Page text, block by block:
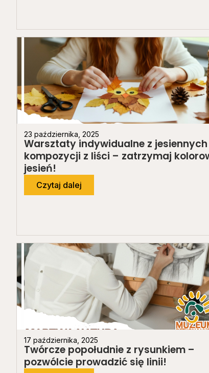
23 października, 2025
Warsztaty indywidualne z jesiennych
kompozycji z liści – zatrzymaj
jesień!
Czytaj dalej
17 października, 2025
Twórcze popołudnie z rysunkiem –
pozwólcie prowadzić się linii!